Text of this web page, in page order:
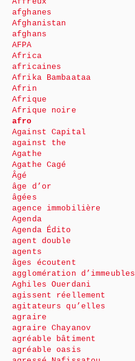
afghanes
Afghanistan
afghans
AFPA
Africa
africaines
Afrika Bambaataa
Afrin
Afrique
Afrique noire
afro
Against Capital
against the
Agathe
Agathe Cagé
Âgé
âge d’or
âgées
agence immobilière
Agenda
Agenda Édito
agent double
agents
âges écoutent
agglomération d’immeubles
Aghiles Ouerdani
agissent réellement
agitateurs qu’elles
agraire
agraire Chayanov
agréable bâtiment
agréable oasis